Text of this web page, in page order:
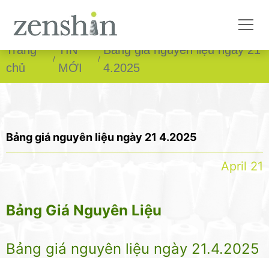
Trang
chủ
TIN
MỚI
Bảng giá nguyên liệu ngày 21
4.2025
Bảng giá nguyên liệu ngày 21 4.2025
April 21
Bảng Giá Nguyên Liệu
Bảng giá nguyên liệu ngày 21.4.2025